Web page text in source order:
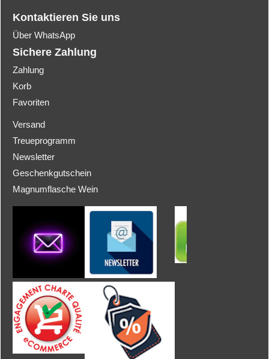
Kontaktieren Sie uns
Über WhatsApp
Sichere Zahlung
Zahlung
Korb
Favoriten
Versand
Treueprogramm
Newsletter
Geschenkgutschein
Magnumflasche Wein